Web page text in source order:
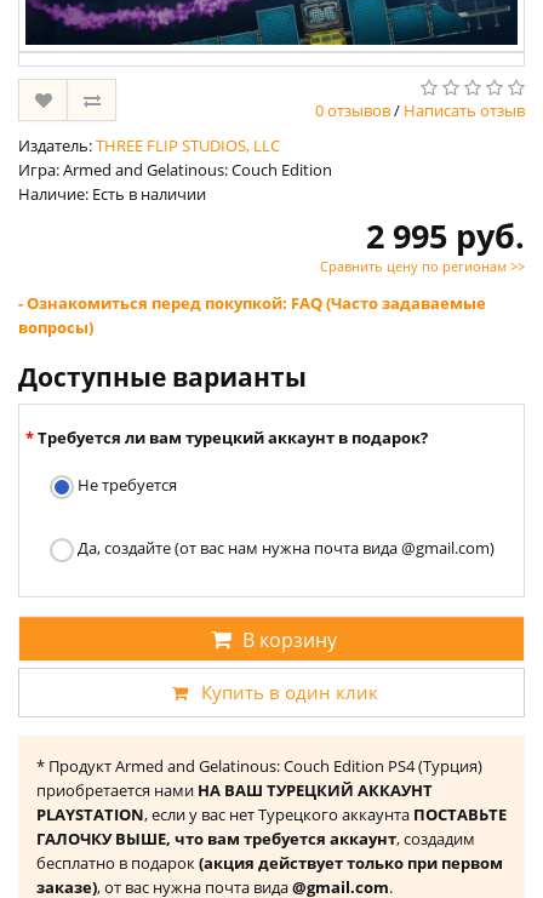
0 отзывов/ Написать отзыв
Издатель:THREE FLIP STUDIOS, LLC
Игра: Armed and Gelatinous: Couch Edition
Наличие: Есть в наличии
2 995 руб.
Сравнить цену по регионам >>
- Ознакомиться перед покупкой: FAQ (Часто задаваемые
вопросы)
Доступные варианты
Требуется ли вам турецкий аккаунт в подарок?
Не требуется
Да, создайте (от вас нам нужна почта вида @gmail.com)
В корзину
Купить в один клик
* Продукт Armed and Gelatinous: Couch Edition PS4 (Турция)
приобретается нами НА ВАШ ТУРЕЦКИЙ АККАУНТ
PLAYSTATION, если у вас нет Турецкого аккаунта ПОСТАВЬТЕ
ГАЛОЧКУ ВЫШЕ, что вам требуется аккаунт, создадим
бесплатно в подарок(акция действует только при первом
заказе), от вас нужна почта вида@gmail.com.